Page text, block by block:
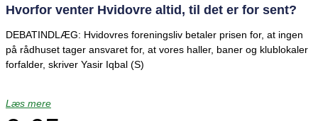
Hvorfor venter Hvidovre altid, til det er for sent?
DEBATINDLÆG: Hvidovres foreningsliv betaler prisen for, at ingen
på rådhuset tager ansvaret for, at vores haller, baner og klublokaler
forfalder, skriver Yasir Iqbal (S)
Læs mere